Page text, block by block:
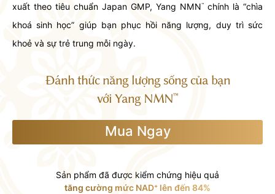
xuất theo tiêu chuẩn Japan GMP, Yang NMN™
chính là “chìa
khoá sinh học” giúp bạn phục hồi năng lượng, duy trì sức
khoẻ và sự trẻ trung mỗi ngày.
Đánh thức năng lượng sống của bạn
với Yang NMN™
Mua Ngay
Sản phẩm đã được kiểm chứng hiệu quả
tăng cường mức NAD⁺ lên đến 84%